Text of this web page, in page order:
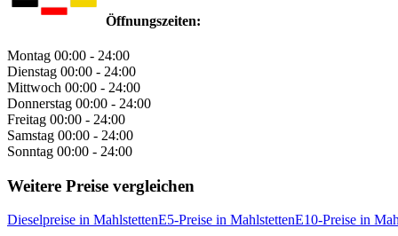
Öffnungszeiten:
Montag 00:00 - 24:00
Dienstag 00:00 - 24:00
Mittwoch 00:00 - 24:00
Donnerstag 00:00 - 24:00
Freitag 00:00 - 24:00
Samstag 00:00 - 24:00
Sonntag 00:00 - 24:00
Weitere Preise vergleichen
Dieselpreise in MahlstettenE5-Preise in MahlstettenE10-Preise in